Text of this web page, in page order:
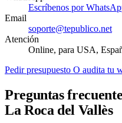
Escríbenos por
Email
soporte@tepublico.net
Atención
Online, para USA,
Pedir presupuesto O audita tu
Preguntas
La Roca del Vallès